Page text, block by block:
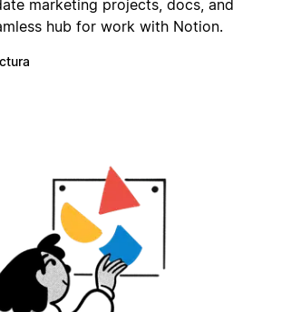
marketing projects, docs, and
hub for work with Notion.